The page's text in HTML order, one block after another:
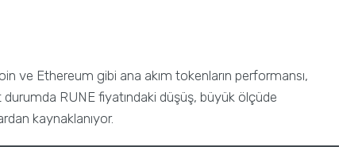
ve Ethereum gibi ana akım tokenların performansı,
RUNE fiyatındaki düşüş, büyük ölçüde
kaynaklanıyor.